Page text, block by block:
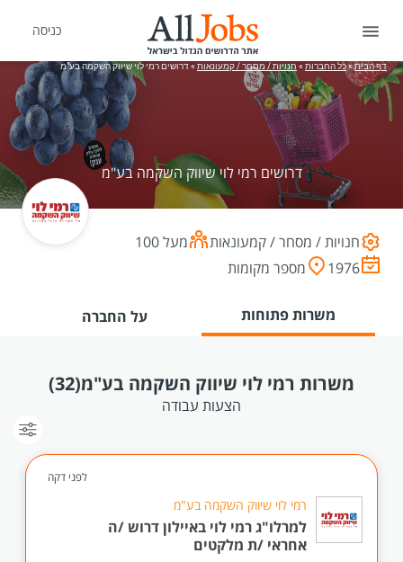
כניסה
דף הבית»כל החברות » חנויות / מסחר / קמעונאות »דרושים רמי לוי שיווק השקמה בע"מ
דרושים רמי לוי שיווק השקמה בע"מ
חנויות / מסחר / קמעונאות
מעל 100
1976
מספר מקומות
משרות פתוחות על החברה
משרות רמי לוי שיווק השקמה בע"מ(32)
הצעות עבודה
לפני דקה
רמי לוי שיווק השקמה בע"מ
למרלו"ג רמי לוי באיילון דרוש /ה
אחראי /ת מלקטים